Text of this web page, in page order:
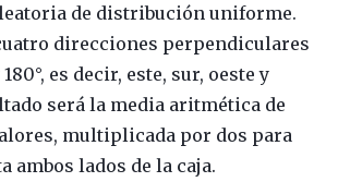
de distribución uniforme.
direcciones perpendiculares
180°, es decir, este, sur, oeste y
será la media aritmética de
multiplicada por dos para
ambos lados de la caja.